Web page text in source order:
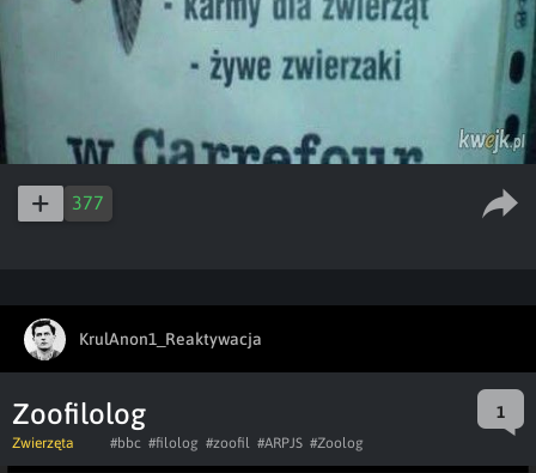
377
KrulAnon1_Reaktywacja
Zoofilolog 1
Zwierzęta #bbc #filolog #zoofil #ARPJS #Zoolog